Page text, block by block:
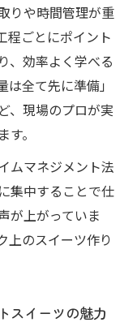
りや時間管理が重
程ごとにポイント
、効率よく学べる
全て先に準備」
、現場のプロが実
。
ムマネジメント法
集中することで仕
が上がっていま
上のスイーツ作り
スイーツの魅力